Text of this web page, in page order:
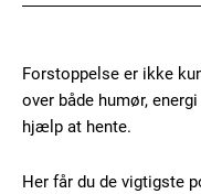
Forstoppelse er ikke
over både humør,
hjælp at hente.
Her får du de vigtigste